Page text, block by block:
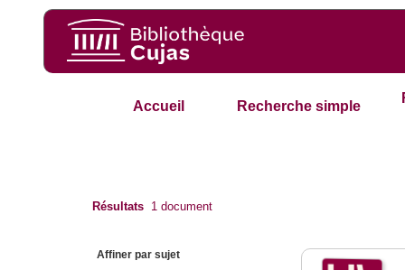
Accueil Recherche simple
Résultats 1 document
Affiner par sujet